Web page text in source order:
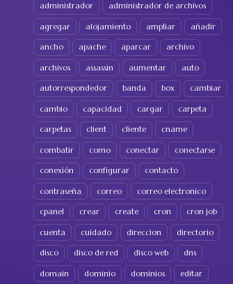
administrador administrador de archivos
agregar alojamiento ampliar añadir
ancho apache aparcar archivo
archivos assassin aumentar auto
autorrespondedor banda box cambiar
cambio capacidad cargar carpeta
carpetas client cliente cname
combatir como conectar conectarse
conexión configurar contacto
contraseña correo correo electronico
cpanel crear create cron cron job
cuenta cuidado direccion directorio
disco disco de red disco web dns
domain dominio dominios editar